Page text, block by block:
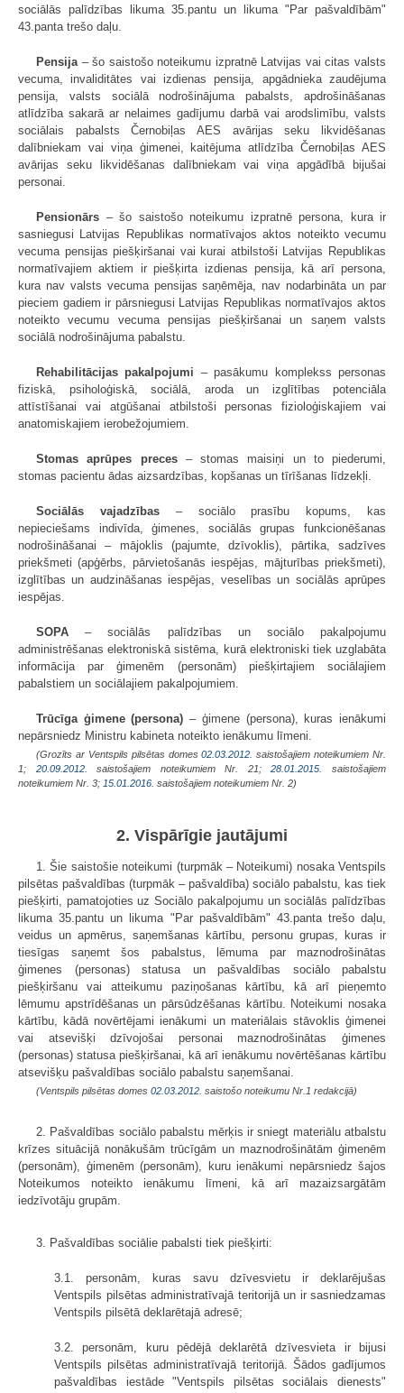
sociālās palīdzības likuma 35.pantu un likuma "Par pašvaldībām"
43.panta trešo daļu.
Pensija – šo saistošo noteikumu izpratnē Latvijas vai citas valsts
vecuma, invaliditātes vai izdienas pensija, apgādnieka zaudējuma
pensija, valsts sociālā nodrošinājuma pabalsts, apdrošināšanas
atlīdzība sakarā ar nelaimes gadījumu darbā vai arodslimību, valsts
sociālais pabalsts Černobiļas AES avārijas seku likvidēšanas
dalībniekam vai viņa ģimenei, kaitējuma atlīdzība Černobiļas AES
avārijas seku likvidēšanas dalībniekam vai viņa apgādībā bijušai
personai.
Pensionārs – šo saistošo noteikumu izpratnē persona, kura ir
sasniegusi Latvijas Republikas normatīvajos aktos noteikto vecumu
vecuma pensijas piešķiršanai vai kurai atbilstoši Latvijas Republikas
normatīvajiem aktiem ir piešķirta izdienas pensija, kā arī persona,
kura nav valsts vecuma pensijas saņēmēja, nav nodarbināta un par
pieciem gadiem ir pārsniegusi Latvijas Republikas normatīvajos aktos
noteikto vecumu vecuma pensijas piešķiršanai un saņem valsts
sociālā nodrošinājuma pabalstu.
Rehabilitācijas pakalpojumi – pasākumu komplekss personas
fiziskā, psiholoģiskā, sociālā, aroda un izglītības potenciāla
attīstīšanai vai atgūšanai atbilstoši personas fizioloģiskajiem vai
anatomiskajiem ierobežojumiem.
Stomas aprūpes preces– stomas maisiņi un to piederumi,
stomas pacientu ādas aizsardzības, kopšanas un tīrīšanas līdzekļi.
Sociālās vajadzības– sociālo prasību kopums, kas
nepieciešams indivīda, ģimenes, sociālās grupas funkcionēšanas
nodrošināšanai – mājoklis (pajumte, dzīvoklis), pārtika, sadzīves
priekšmeti (apģērbs, pārvietošanās iespējas, mājturības priekšmeti),
izglītības un audzināšanas iespējas, veselības un sociālās aprūpes
iespējas.
SOPA – sociālās palīdzības un sociālo pakalpojumu
administrēšanas elektroniskā sistēma, kurā elektroniski tiek uzglabāta
informācija par ģimenēm (personām) piešķirtajiem sociālajiem
pabalstiem un sociālajiem pakalpojumiem.
Trūcīga ģimene (persona) – ģimene (persona), kuras ienākumi
nepārsniedz Ministru kabineta noteikto ienākumu līmeni.
(Grozīts ar Ventspils pilsētas domes02.03.2012. saistošajiem noteikumiem Nr.
1; 20.09.2012. saistošajiem noteikumiem Nr. 21;28.01.2015.
saistošajiem
noteikumiem Nr. 3; 15.01.2016. saistošajiem noteikumiem Nr. 2)
2. Vispārīgie jautājumi
1. Šie saistošie noteikumi (turpmāk – Noteikumi) nosaka Ventspils
pilsētas pašvaldības (turpmāk – pašvaldība) sociālo pabalstu, kas tiek
piešķirti, pamatojoties uz Sociālo pakalpojumu un sociālās palīdzības
likuma 35.pantu un likuma "Par pašvaldībām" 43.panta trešo daļu,
veidus un apmērus, saņemšanas kārtību, personu grupas, kuras ir
tiesīgas saņemt šos pabalstus, lēmuma par maznodrošinātas
ģimenes (personas) statusa un pašvaldības sociālo pabalstu
piešķiršanu vai atteikumu paziņošanas kārtību, kā arī pieņemto
lēmumu apstrīdēšanas un pārsūdzēšanas kārtību. Noteikumi nosaka
kārtību, kādā novērtējami ienākumi un materiālais stāvoklis ģimenei
vai atsevišķi dzīvojošai personai maznodrošinātas ģimenes
(personas) statusa piešķiršanai, kā arī ienākumu novērtēšanas kārtību
atsevišķu pašvaldības sociālo pabalstu saņemšanai.
(Ventspils pilsētas domes 02.03.2012. saistošo noteikumu Nr.1 redakcijā)
2. Pašvaldības sociālo pabalstu mērķis ir sniegt materiālu atbalstu
krīzes situācijā nonākušām trūcīgām un maznodrošinātām ģimenēm
(personām), ģimenēm (personām), kuru ienākumi nepārsniedz šajos
Noteikumos noteikto ienākumu līmeni, kā arī mazaizsargātām
iedzīvotāju grupām.
3. Pašvaldības sociālie pabalsti tiek piešķirti:
3.1. personām, kuras savu dzīvesvietu ir deklarējušas
Ventspils pilsētas administratīvajā teritorijā un ir sasniedzamas
Ventspils pilsētā deklarētajā adresē;
3.2. personām, kuru pēdējā deklarētā dzīvesvieta ir bijusi
Ventspils pilsētas administratīvajā teritorijā. Šādos gadījumos
pašvaldības iestāde "Ventspils pilsētas sociālais dienests"